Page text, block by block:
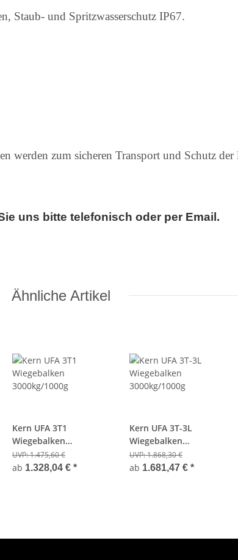
Staub- und Spritzwasserschutz IP67.
werden zum sicheren Transport und Schutz
uns bitte telefonisch oder per Email.
Ähnliche Artikel
Kern UFA 3T1
Wiegebalken
3000kg/1000g
UVP:1.475,60 €
ab 1.328,04 € *
Kern UFA 3T-3L
Wiegebalken
3000kg/1000g
UVP:1.868,30 €
ab 1.681,47 € *